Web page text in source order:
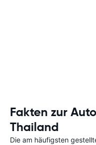
Fakten zur
Thailand
Die am häufigsten